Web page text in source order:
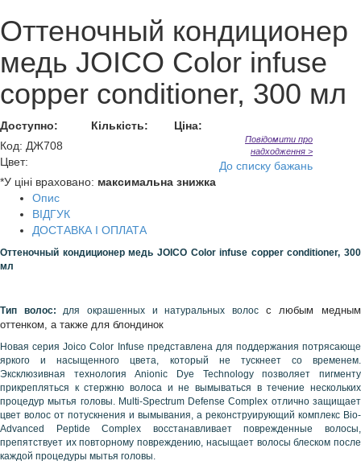
Оттеночный кондиционер
медь JOICO Color infuse
copper conditioner, 300 мл
Доступно: Кількість:
Ціна:
Код: ДЖ708
Цвет:
Повідомити про
надходження >
До списку бажань
*У ціні враховано: максимальна знижка
Опис
ВІДГУК
ДОСТАВКА І ОПЛАТА
Оттеночный кондиционер медь JOICO Color infuse copper conditioner, 300
мл
Тип волос:для окрашенных и натуральных волос с любым медным
оттенком, а также для блондинок
Новая серия Joico Color Infuse представлена для поддержания потрясающе
яркого и насыщенного цвета, который не тускнеет со временем.
Эксклюзивная технология Anionic Dye Technology позволяет пигменту
прикрепляться к стержню волоса и не вымываться в течение нескольких
процедур мытья головы. Multi-Spectrum Defense Complex отлично защищает
цвет волос от потускнения и вымывания, а реконструирующий комплекс Bio-
Advanced Peptide Complex восстанавливает поврежденные волосы,
препятствует их повторному повреждению, насыщает волосы блеском после
каждой процедуры мытья головы.